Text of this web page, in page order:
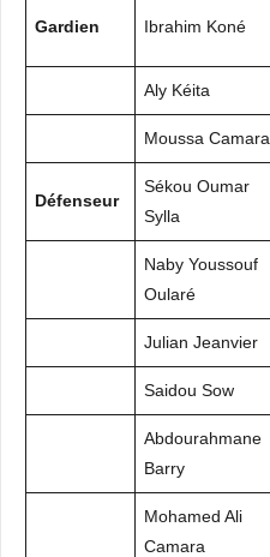
Gardien Ibrahim Koné
Aly Kéita
Moussa Camara
Défenseur
Sékou Oumar
Sylla
Naby Youssouf
Oularé
Julian Jeanvier
Saidou Sow
Abdourahmane
Barry
Mohamed Ali
Camara